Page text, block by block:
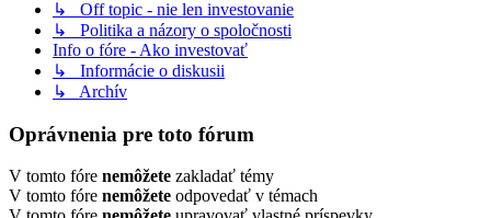
↳ Off topic - nie len investovanie
↳ Politika a názory o spoločnosti
Info o fóre - Ako investovať
↳ Informácie o diskusii
↳ Archív
Oprávnenia pre toto fórum
V tomto fóre nemôžete zakladať témy
V tomto fóre nemôžete odpovedať v témach